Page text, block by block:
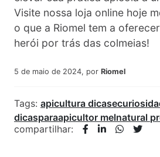
Visite nossa loja online hoje
o que a Riomel tem a
herói por trás das colmeias!
5 de maio de 2024, por Riomel
Tags: apicultura
dicasparaapicultor melnatural
compartilhar: